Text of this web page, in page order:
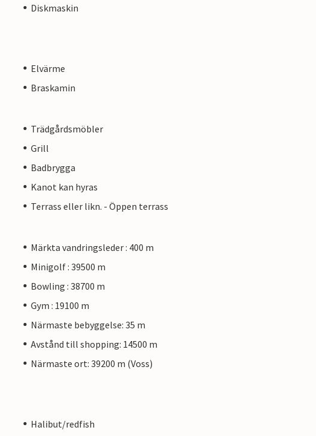
Diskmaskin
Elvärme
Braskamin
Trädgårdsmöbler
Grill
Badbrygga
Kanot kan hyras
Terrass eller likn. - Öppen terrass
Märkta vandringsleder : 400 m
Minigolf : 39500 m
Bowling : 38700 m
Gym : 19100 m
Närmaste bebyggelse: 35 m
Avstånd till shopping: 14500 m
Närmaste ort: 39200 m (Voss)
Halibut/redfish